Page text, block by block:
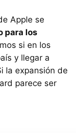
Apple se
para los
si en los
y llegar a
la expansión de
parece ser